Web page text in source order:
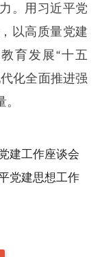
。用习近平党
以高质量党建
育发展“十五
化全面推进强
建工作座谈会
党建思想工作